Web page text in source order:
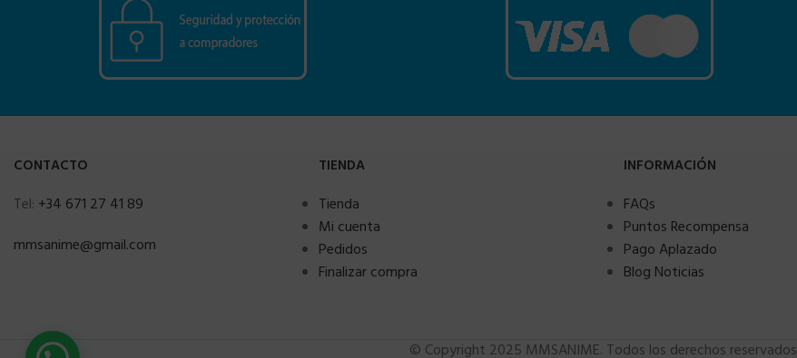
CONTACTO
Tel: +34 671 27 41 89
mmsanime@gmail.com
TIENDA
Tienda
Mi cuenta
Pedidos
Finalizar compra
INFORMACIÓN
FAQs
Puntos Recompensa
Pago Aplazado
Blog Noticias
© Copyright 2025 MMSANIME. Todos los derechos reservados